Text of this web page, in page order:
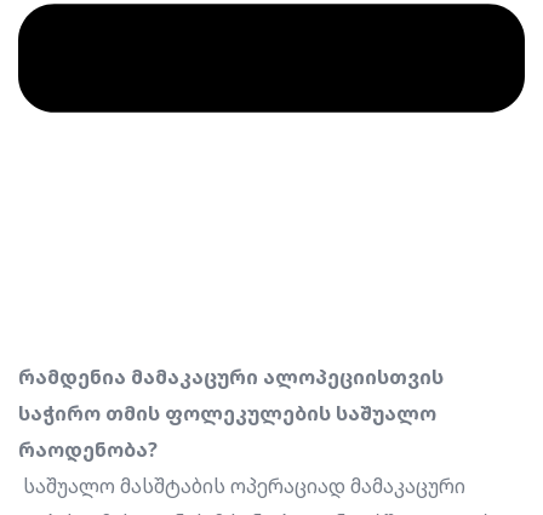
რამდენია მამაკაცური ალოპეციისთვის
საჭირო თმის ფოლეკულების საშუალო
რაოდენობა?
საშუალო მასშტაბის ოპერაციად მამაკაცური